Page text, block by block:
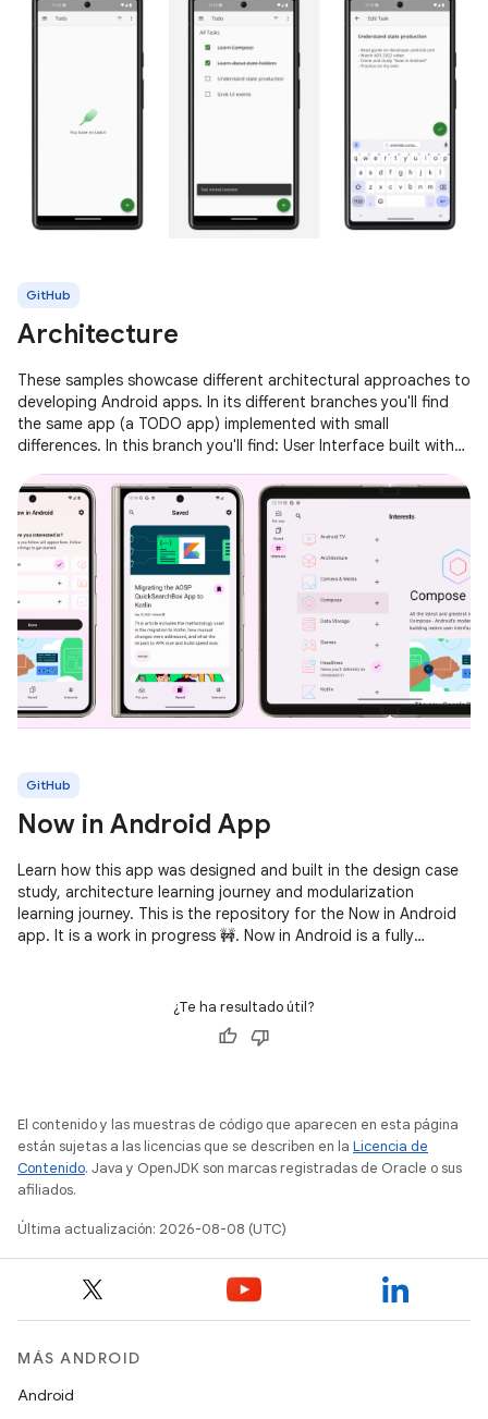
GitHub
Architecture
These samples showcase different architectural approaches to
developing Android apps. In its different branches you'll find
the same app (a TODO app) implemented with small
differences. In this branch you'll find: User Interface built with
GitHub
Now in Android App
Learn how this app was designed and built in the design case
study, architecture learning journey and modularization
learning journey. This is the repository for the Now in Android
app. It is a work in progress 🚧. Now in Android is a fully
¿Te ha resultado útil?
El contenido y las muestras de código que aparecen en esta página
están sujetas a las licencias que se describen en la Licencia de
Contenido. Java y OpenJDK son marcas registradas de Oracle o sus
afiliados.
Última actualización: 2026-08-08 (UTC)
MÁS ANDROID
Android